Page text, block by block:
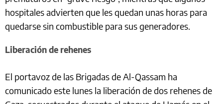
hospitales advierten que les quedan unas horas para
quedarse sin combustible para sus generadores.
Liberación de rehenes
El portavoz de las Brigadas de Al-Qassam ha
comunicado este lunes la liberación de dos rehenes de